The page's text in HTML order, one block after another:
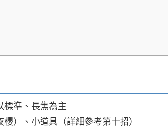
標準、長焦為主
）、小道具（詳細參考第十招）